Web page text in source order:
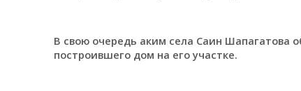
В свою очередь аким села Саин Шапагатова
построившего дом на его участке.